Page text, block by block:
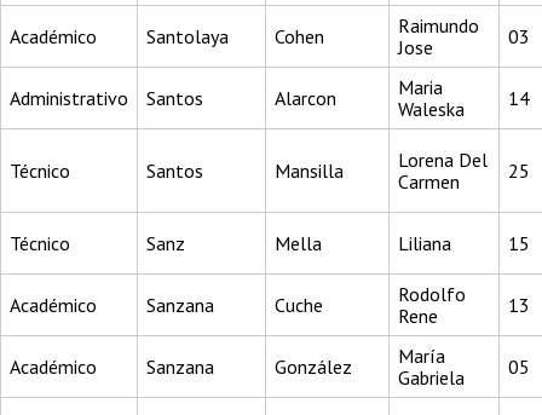
Académico Santolaya Cohen
Raimundo
Jose
03
Administrativo Santos Alarcon
Maria
Waleska
14
Técnico Santos Mansilla
Lorena Del
Carmen
25
Técnico Sanz Mella Liliana 15
Académico Sanzana Cuche
Rodolfo
Rene
13
Académico Sanzana González
María
Gabriela
05